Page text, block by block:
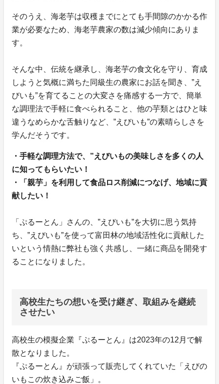
そのうえ、海老芋は収穫までにとても手間隙のかかる作
業が必要なため、海老芋農家の数は減少傾向にありま
す。
そんな中、伝統を継承し、海老芋の食文化を守り、育成
しようと気概に満ちた同級生の農家にお話を聞き、”え
びいも”を育てることの大変さを痛感する一方で、簡単
な調理法で手軽に食べられること、他の芋類とはひと味
違うなめらかな舌触りなど、”えびいも”の素晴らしさを
学んだそうです。
・手軽な調理方法で、”えびいもの美味しさを多くの人
に知ってもらいたい！
・「親芋」を利用して食品ロス削減につなげ、地域に貢
献したい！
「ぷるーとん」さんの、”えびいも”を大切に思う気持
ち、”えびいも”を使って富田林の地域活性化に貢献した
いという情熱に弊社も強く共感し、一緒に商品を開発す
ることになりました。
高校生たちの想いを受け継ぎ、取組みを継続
させたい
高校生の模擬企業『ぷるーとん』は2023年の12月で解
散となりました。
『ぷるーとん』が頑張って販売してくれていた「えびの
いもこの炊き込みご飯」。